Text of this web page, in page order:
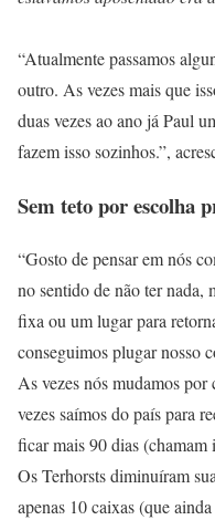
“Atualmente passamos
outro. As vezes mais que
duas vezes ao ano já Paul
fazem isso sozinhos.”,
Sem teto por escolha
“Gosto de pensar em nós
no sentido de não ter nada,
fixa ou um lugar para
conseguimos plugar nosso
As vezes nós mudamos por
vezes saímos do país para
ficar mais 90 dias (chamam
Os Terhorsts diminuíram
apenas 10 caixas (que